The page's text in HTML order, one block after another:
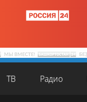
ТВ Радио